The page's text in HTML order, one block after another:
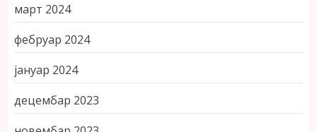
март 2024
фебруар 2024
јануар 2024
децембар 2023